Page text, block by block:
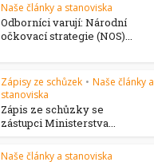
Naše články a stanoviska
Odborníci varují: Národní
očkovací strategie (NOS)...
Zápisy ze schůzek • Naše články a
stanoviska
Zápis ze schůzky se
zástupci Ministerstva...
Naše články a stanoviska